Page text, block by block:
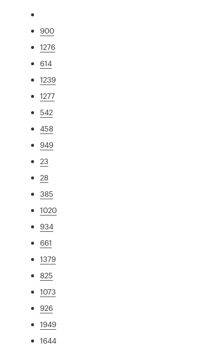
900
1276
614
1239
1277
542
458
949
23
28
385
1020
934
661
1379
825
1073
926
1949
1644